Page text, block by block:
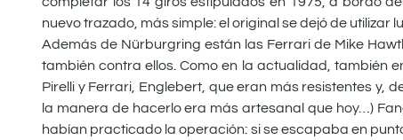
nuevo trazado, más simple: el original se dejó de utilizar
Además de Nürburgring están las Ferrari de Mike
también contra ellos. Como en la actualidad, también
Pirelli y Ferrari, Englebert, que eran más resistentes y,
la manera de hacerlo era más artesanal que hoy…)
habían practicado la operación: si se escapaba en